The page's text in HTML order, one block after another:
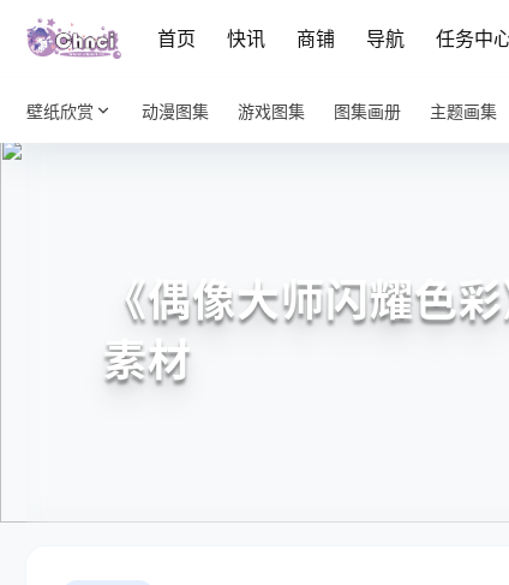
首页 快讯 商铺 导航 任务中
壁纸欣赏 动漫图集 游戏图集 图集画册 主题画集
《偶像大师闪耀色
素材